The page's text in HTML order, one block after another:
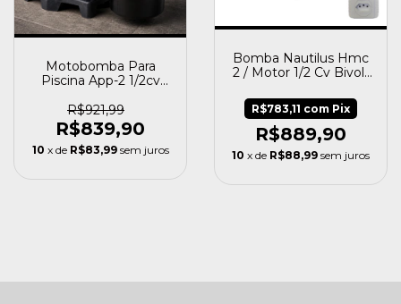
Motobomba Para
Piscina App-2 1/2cv
Albacete
R$921,99
R$839,90
10 x de R$83,99 sem juros
Bomba Nautilus Hmc
2 / Motor 1/2 Cv Bivolt
R$889,90
R$783,11 com Pix
10 x de R$88,99 sem juros